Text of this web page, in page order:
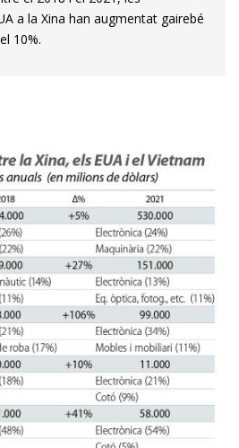
a la Xina han augmentat gairebé
10%.